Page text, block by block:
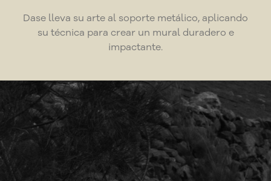
Dase lleva su arte al soporte metálico, aplicando
su técnica para crear un mural duradero e
impactante.